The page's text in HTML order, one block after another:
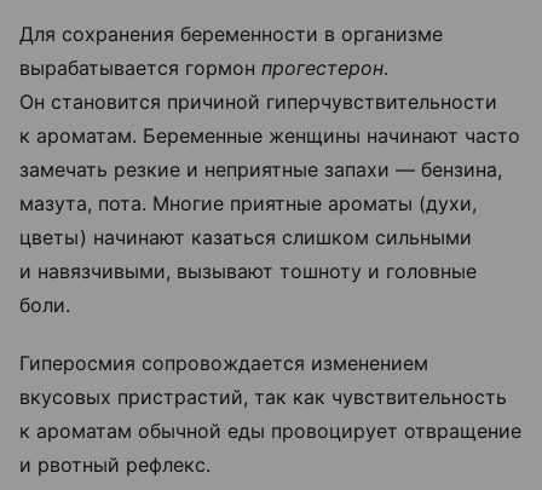
Для сохранения беременности в организме
вырабатывается гормон прогестерон.
Он становится причиной гиперчувствительности
к ароматам. Беременные женщины начинают часто
замечать резкие и неприятные запахи — бензина,
мазута, пота. Многие приятные ароматы (духи,
цветы) начинают казаться слишком сильными
и навязчивыми, вызывают тошноту и головные
боли.
Гиперосмия сопровождается изменением
вкусовых пристрастий, так как чувствительность
к ароматам обычной еды провоцирует отвращение
и рвотный рефлекс.